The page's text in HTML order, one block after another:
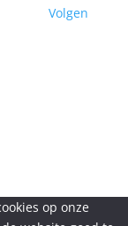
Volgen
op onze